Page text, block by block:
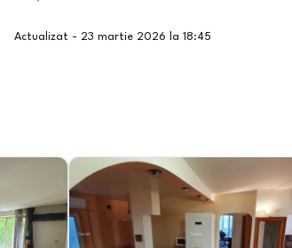
Actualizat - 23 martie 2026 la 18:45